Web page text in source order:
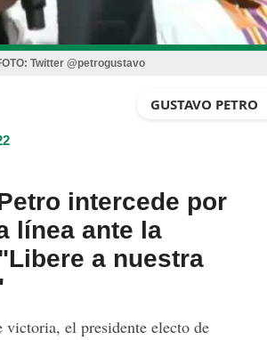
Twitter @petrogustavo
GUSTAVO PETRO
intercede por
línea ante la
a nuestra
victoria, el presidente electo de